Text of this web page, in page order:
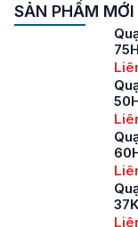
SẢN PHẨM MỚI